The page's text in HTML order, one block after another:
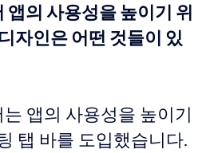
앱의 사용성을 높이기 위
자인은 어떤 것들이 있
는 앱의 사용성을 높이기
탭 바를 도입했습니다.